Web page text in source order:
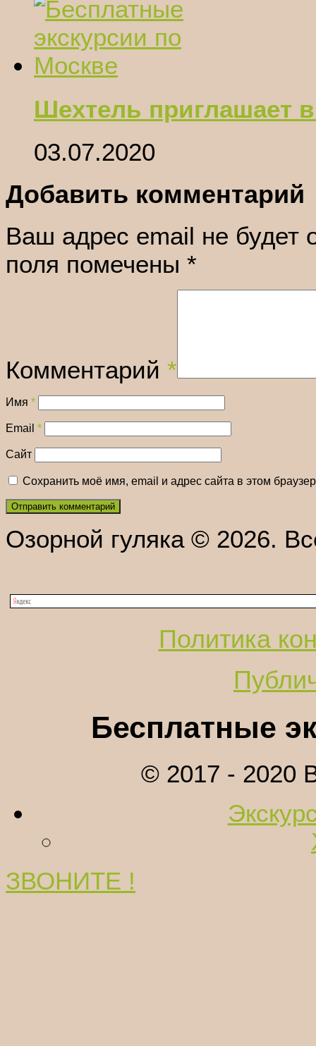
Шехтель приглашает
03.07.2020
Добавить комментарий
Ваш адрес email не будет
поля помечены *
Комментарий *
Имя *
Email *
Сайт
Сохранить моё имя, email и адрес сайта в этом
Озорной гуляка © 2026.
Политика
Бесплатные
© 2017 - 2020
ЗВОНИТЕ !